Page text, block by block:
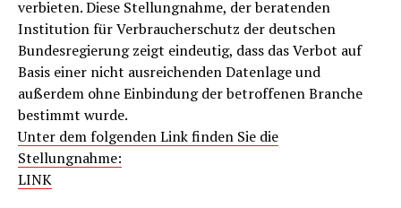
verbieten. Diese Stellungnahme, der beratenden
Institution für Verbraucherschutz der deutschen
Bundesregierung zeigt eindeutig, dass das Verbot auf
Basis einer nicht ausreichenden Datenlage und
außerdem ohne Einbindung der betroffenen Branche
bestimmt wurde.
Unter dem folgenden Link finden Sie die
Stellungnahme:
LINK